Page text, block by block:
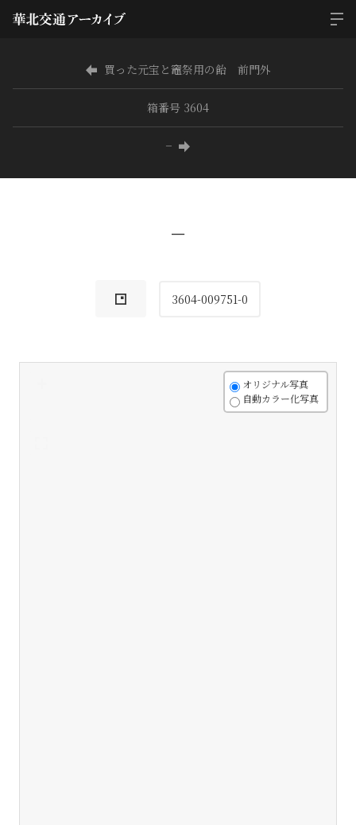
買った元宝と竈祭用の飴 前門外
箱番号 3604
−
−
3604-009751-0
オリジナル写真
自動カラー化写真